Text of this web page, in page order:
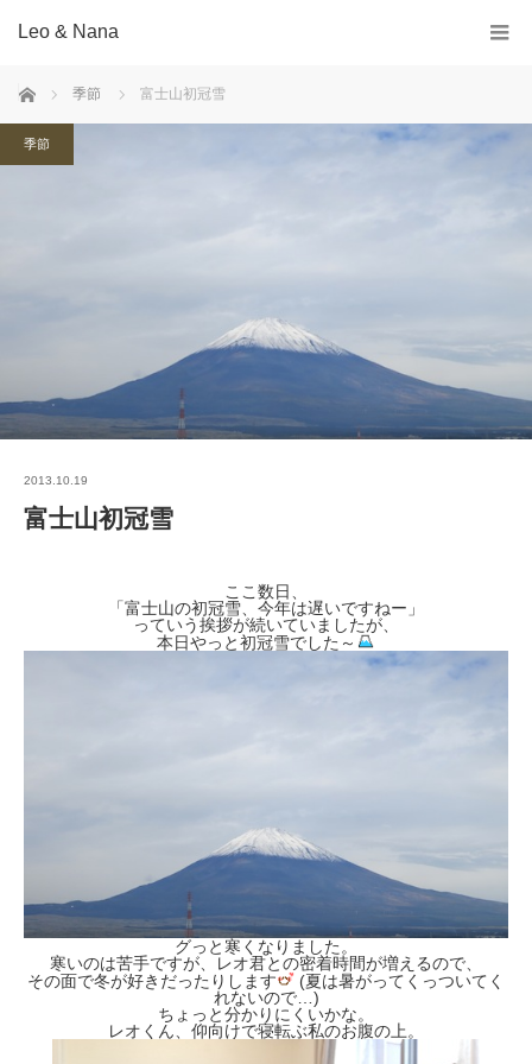
Leo & Nana
ホーム 季節 富士山初冠雪
季節
2013.10.19
富士山初冠雪
ここ数日、
「富士山の初冠雪、今年は遅いですねー」
っていう挨拶が続いていましたが、
本日やっと初冠雪でした～
グっと寒くなりました。
寒いのは苦手ですが、レオ君との密着時間が増えるので、
その面で冬が好きだったりします
(夏は暑がってくっついてく
れないので…)
ちょっと分かりにくいかな。
レオくん、仰向けで寝転ぶ私のお腹の上。